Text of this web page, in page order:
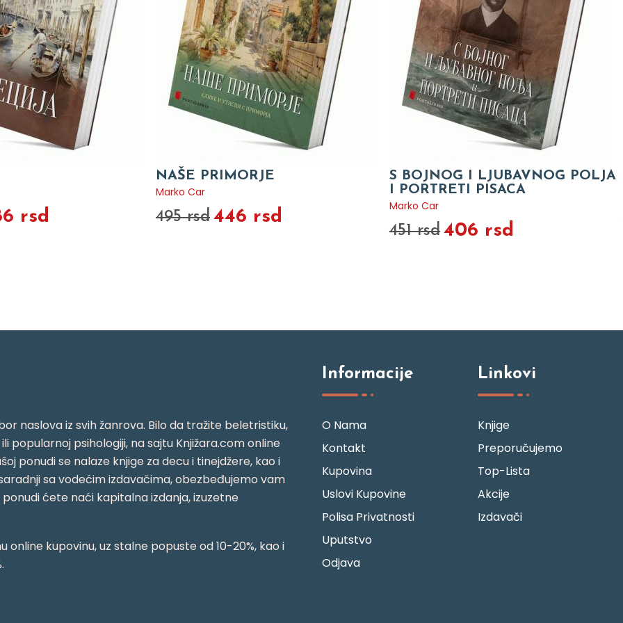
rsd
NAŠE PRIMORJE
Marko Car
495 rsd 446 rsd
S BOJNOG I LJUBAVNOG POLJA
I PORTRETI PISACA
Marko Car
451 rsd 406 rsd
naslova iz svih žanrova. Bilo da tražite beletristiku,
popularnoj psihologiji, na sajtu Knjižara.com online
ponudi se nalaze knjige za decu i tinejdžere, kao i
sa vodećim izdavačima, obezbeđujemo vam
ćete naći kapitalna izdanja, izuzetne
kupovinu, uz stalne popuste od 10-20%, kao i
Informacije
O Nama
Kontakt
Kupovina
Uslovi Kupovine
Polisa Privatnosti
Uputstvo
Odjava
Linkovi
Knjige
Preporučujemo
Top-Lista
Akcije
Izdavači